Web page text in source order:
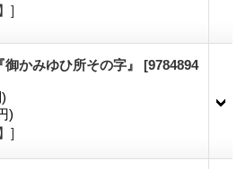
]
かみゆひ所その字』 [9784894
)
]